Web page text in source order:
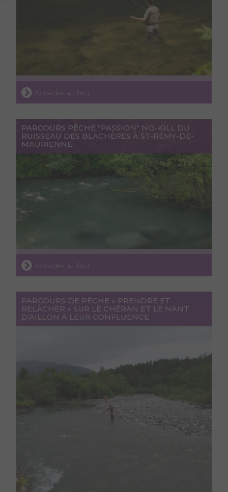
Accéder au lieu
PARCOURS PÊCHE "PASSION" NO-KILL DU
RUISSEAU DES BLACHÈRES À ST-RÉMY-DE-
MAURIENNE
Accéder au lieu
PARCOURS DE PÊCHE « PRENDRE ET
RELÂCHER » SUR LE CHÉRAN ET LE NANT
D’AILLON À LEUR CONFLUENCE